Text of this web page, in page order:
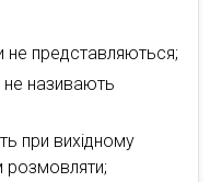
представляються;
не називають
при вихідному
розмовляти;